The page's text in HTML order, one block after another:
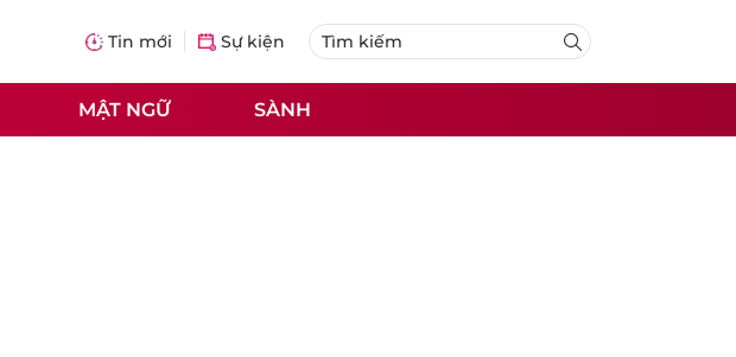
Tin mới Sự kiện
MẬT NGỮ SÀNH